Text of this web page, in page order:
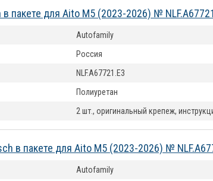
пакете для Aito M5 (2023-2026) №
Autofamily
Россия
NLF.A67721.E3
Полиуретан
2 шт., оригинальный крепеж,
в пакете для Aito M5 (2023-2026) №
Autofamily